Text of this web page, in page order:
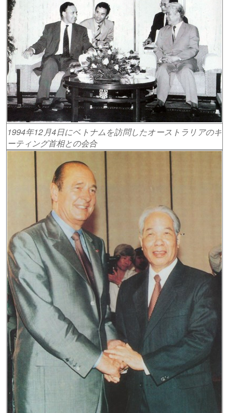
1994年12月4日にベトナムを訪問したオーストラリアのキ
ーティング首相との会合